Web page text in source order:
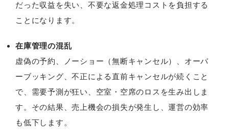
だった収益を失い、不要な返金処理コストを負担する
ことになります。
在庫管理の混乱
虚偽の予約、ノーショー（無断キャンセル）、オーバ
ーブッキング、不正による直前キャンセルが続くこと
で、需要予測が狂い、空室・空席のロスを生み出しま
す。その結果、売上機会の損失が発生し、運営の効率
も低下します。